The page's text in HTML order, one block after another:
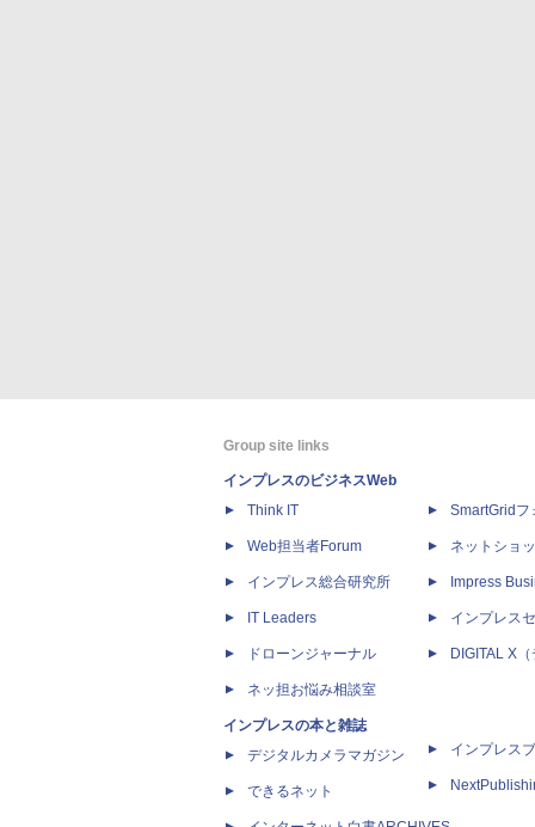
Group site links
インプレスのビジネスWeb
Think IT
Web担当者Forum
インプレス総合研究所
IT Leaders
ドローンジャーナル
ネッ担お悩み相談室
インプレスの本と雑誌
デジタルカメラマガジン
できるネット
SmartGridフ
ネットショ
Impress
インプレス
DIGITAL X
インプレス